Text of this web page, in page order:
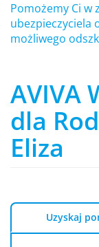
Pomożemy Ci w
ubezpieczyciela
możliwego
AVIVA
dla
Eliza
Uzyskaj